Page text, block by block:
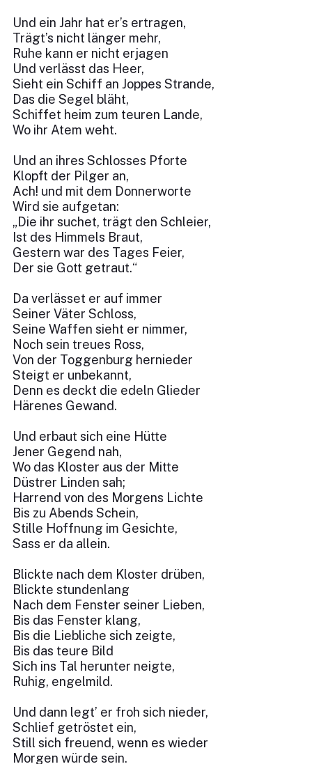
Und ein Jahr hat er’s ertragen,
Trägt’s nicht länger mehr,
Ruhe kann er nicht erjagen
Und verlässt das Heer,
Sieht ein Schiff an Joppes Strande,
Das die Segel bläht,
Schiffet heim zum teuren Lande,
Wo ihr Atem weht.
Und an ihres Schlosses Pforte
Klopft der Pilger an,
Ach! und mit dem Donnerworte
Wird sie aufgetan:
„Die ihr suchet, trägt den Schleier,
Ist des Himmels Braut,
Gestern war des Tages Feier,
Der sie Gott getraut.“
Da verlässet er auf immer
Seiner Väter Schloss,
Seine Waffen sieht er nimmer,
Noch sein treues Ross,
Von der Toggenburg hernieder
Steigt er unbekannt,
Denn es deckt die edeln Glieder
Härenes Gewand.
Und erbaut sich eine Hütte
Jener Gegend nah,
Wo das Kloster aus der Mitte
Düstrer Linden sah;
Harrend von des Morgens Lichte
Bis zu Abends Schein,
Stille Hoffnung im Gesichte,
Sass er da allein.
Blickte nach dem Kloster drüben,
Blickte stundenlang
Nach dem Fenster seiner Lieben,
Bis das Fenster klang,
Bis die Liebliche sich zeigte,
Bis das teure Bild
Sich ins Tal herunter neigte,
Ruhig, engelmild.
Und dann legt’ er froh sich nieder,
Schlief getröstet ein,
Still sich freuend, wenn es wieder
Morgen würde sein.